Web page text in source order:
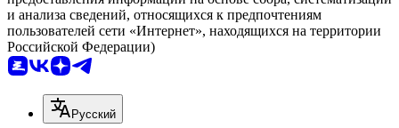
и анализа сведений, относящихся к предпочтениям
пользователей сети «Интернет», находящихся на территории
Российской Федерации)
Русский